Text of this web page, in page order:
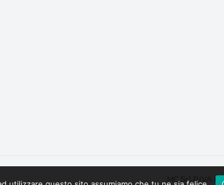
MC Srl P.IVA